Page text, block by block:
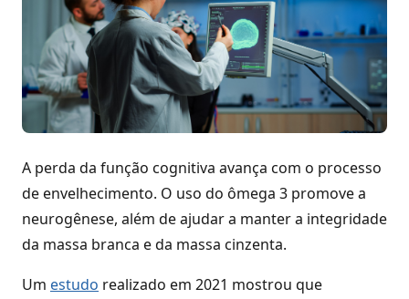
A perda da função cognitiva avança com o processo
de envelhecimento. O uso do ômega 3 promove a
neurogênese, além de ajudar a manter a integridade
da massa branca e da massa cinzenta.
Um estudo realizado em 2021 mostrou que